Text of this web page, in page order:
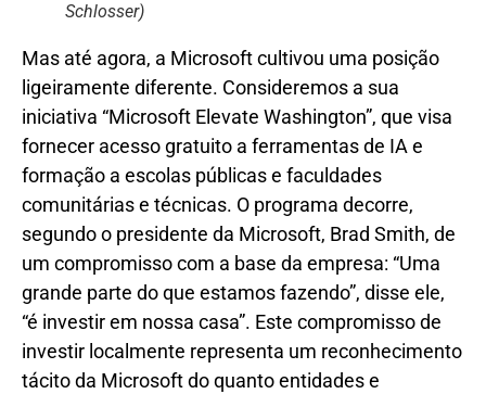
Schlosser)
Mas até agora, a Microsoft cultivou uma posição
ligeiramente diferente. Consideremos a sua
iniciativa “Microsoft Elevate Washington”, que visa
fornecer acesso gratuito a ferramentas de IA e
formação a escolas públicas e faculdades
comunitárias e técnicas. O programa decorre,
segundo o presidente da Microsoft, Brad Smith, de
um compromisso com a base da empresa: “Uma
grande parte do que estamos fazendo”, disse ele,
“é investir em nossa casa”. Este compromisso de
investir localmente representa um reconhecimento
tácito da Microsoft do quanto entidades e